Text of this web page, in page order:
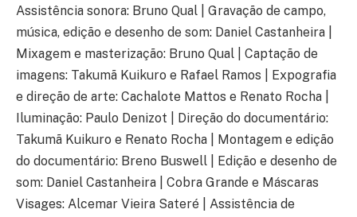
Assistência sonora: Bruno Qual | Gravação de campo,
música, edição e desenho de som: Daniel Castanheira |
Mixagem e masterização: Bruno Qual | Captação de
imagens: Takumã Kuikuro e Rafael Ramos | Expografia
e direção de arte: Cachalote Mattos e Renato Rocha |
Iluminação: Paulo Denizot | Direção do documentário:
Takumã Kuikuro e Renato Rocha | Montagem e edição
do documentário: Breno Buswell | Edição e desenho de
som: Daniel Castanheira | Cobra Grande e Máscaras
Visages: Alcemar Vieira Sateré | Assistência de